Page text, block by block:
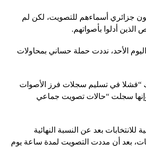
من 24 مليون جزائري أسماءهم للتصويت، لكن لم
الذين أدلوا بأصواتهم.
الأحد، نددت حملة حساني بمحاولات
“فشلا في تسليم سجلات فرز الأصوات
سجلت “حالات تصويت جماعي
للانتخابات بعد عن النسبة النهائية
بعد أن مددت التصويت لمدة ساعة يوم